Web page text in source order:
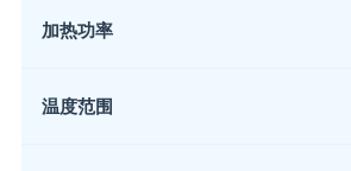
加热功率
温度范围